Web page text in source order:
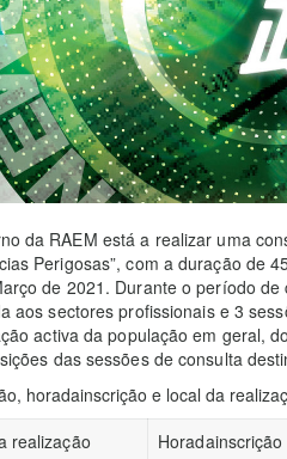
da RAEM está a realizar uma
Perigosas”, com a duração de
de 2021. Durante o período
aos sectores profissionais e 3
activa da população em geral,
das sessões de consulta
horadainscrição e local da
realização
Horadainscrição